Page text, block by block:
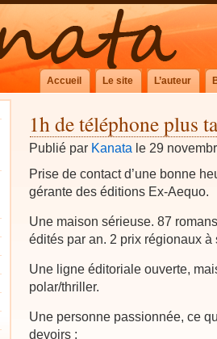
Accueil Le site L’auteur
1h de téléphone plus
Publié par Kanata le 29
Prise de contact d’une bonne
gérante des éditions Ex-Aequo.
Une maison sérieuse. 87
édités par an. 2 prix régionaux à
Une ligne éditoriale ouverte,
polar/thriller.
Une personne passionnée, ce
devoirs :